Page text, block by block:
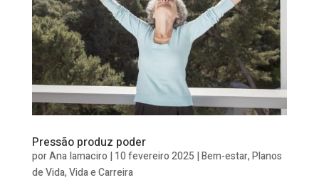
Pressão produz poder
porAna Iamaciro |10 fevereiro 2025 |Bem-estar,Planos
de Vida,Vida e Carreira